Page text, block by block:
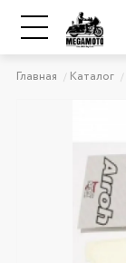
Главная Каталог